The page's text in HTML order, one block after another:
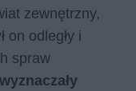
zewnętrzny,
on odległy i
spraw